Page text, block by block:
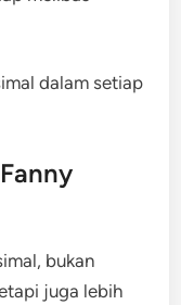
dalam setiap
bukan
juga lebih